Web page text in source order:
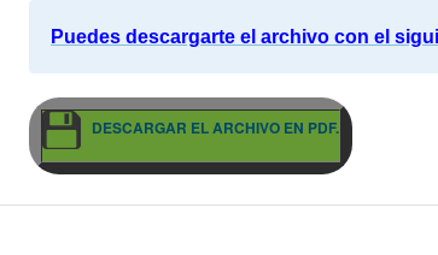
Puedes descargarte el archivo con el
DESCARGAR EL ARCHIVO EN PDF.